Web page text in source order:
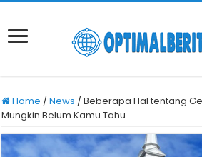
Home /News /Beberapa Hal tentang
Mungkin Belum Kamu Tahu